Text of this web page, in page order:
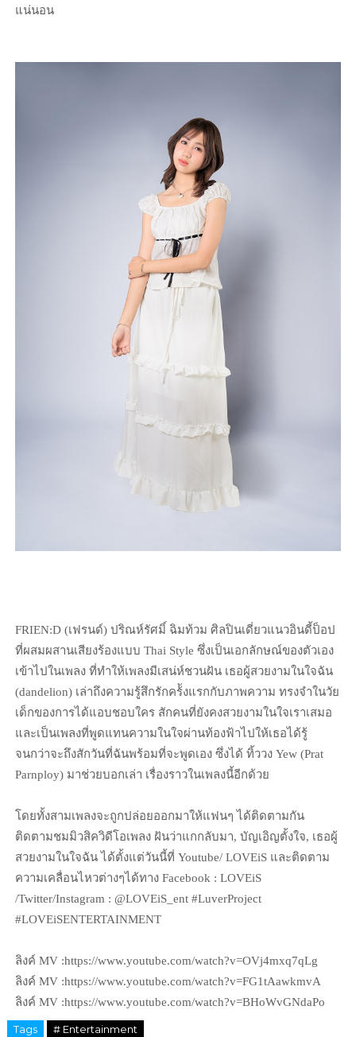
แน่นอน
FRIEN:D (เฟรนด์) ปริณห์รัศมิ์ ฉิมท้วม ศิลปินเดี่ยวแนวอินดี้ป็อป
ที่ผสมผสานเสียงร้องแบบ Thai Style ซึ่งเป็นเอกลักษณ์ของตัวเอง
เข้าไปในเพลง ที่ทำให้เพลงมีเสน่ห์ชวนฝัน เธอผู้สวยงามในใจฉัน
(dandelion) เล่าถึงความรู้สึกรักคร้ังแรกกับภาพความ ทรงจำในวัย
เด็กของการได้แอบชอบใคร สักคนที่ยังคงสวยงามในใจเราเสมอ
และเป็นเพลงที่พูดแทนความในใจผ่านท้องฟ้าไปให้เธอได้รู้
จนกว่าจะถึงสักวันที่ฉันพร้อมที่จะพูดเอง ซึ่งได้ ทิ้ววง Yew (Prat
Parnploy) มาช่วยบอกเล่า เรื่องราวในเพลงนี้อีกด้วย
โดยทั้งสามเพลงจะถูกปล่อยออกมาให้แฟนๆ ได้ติดตามกัน
ติดตามชมมิวสิควิดีโอเพลง ฝันว่าแกกลับมา, บัญเอิญตั้งใจ, เธอผู้
สวยงามในใจฉัน ได้ตั้งแต่วันนี้ที่ Youtube/ LOVEiS และติดตาม
ความเคลื่อนไหวต่างๆได้ทาง Facebook : LOVEiS
/Twitter/Instagram : @LOVEiS_ent #LuverProject
#LOVEiSENTERTAINMENT
ลิงค์ MV :https://www.youtube.com/watch?v=OVj4mxq7qLg
ลิงค์ MV :https://www.youtube.com/watch?v=FG1tAawkmvA
ลิงค์ MV :https://www.youtube.com/watch?v=BHoWvGNdaPo
Tags # Entertainment